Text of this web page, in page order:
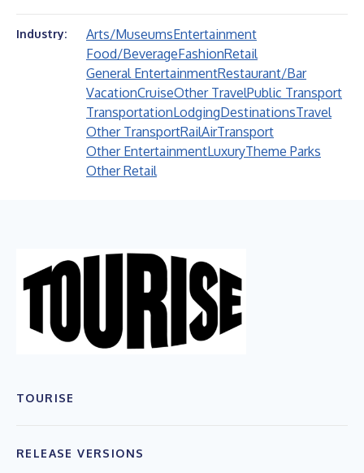
Industry: Arts/MuseumsEntertainment
Food/BeverageFashionRetail
General EntertainmentRestaurant/Bar
VacationCruiseOther TravelPublic Transport
TransportationLodgingDestinationsTravel
Other TransportRailAirTransport
Other EntertainmentLuxuryTheme Parks
Other Retail
TOURISE
RELEASE VERSIONS